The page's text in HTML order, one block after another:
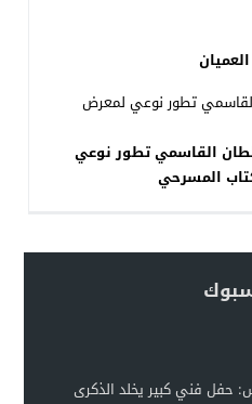
الشارقة: بتوجيهات سلطان القاسمي تطور نوعي
المسرحي
حفل فني كبير يخلد الذكرى